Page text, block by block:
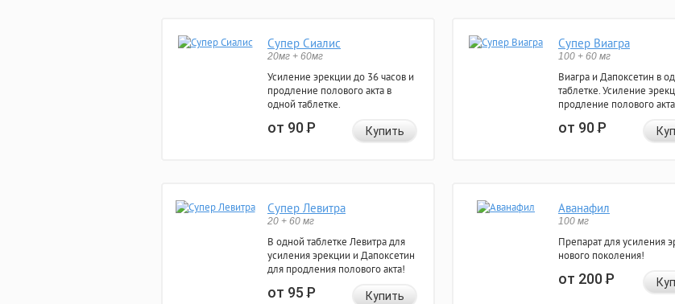
Супер Сиалис
20мг + 60мг
Усиление эрекции до 36 часов и
продление полового акта в
одной таблетке.
от 90Р Купить
Супер Виагра
100 + 60 мг
Виагра и Дапоксетин в
таблетке. Усиление
продление полового
от 90Р
Супер Левитра
20 + 60 мг
В одной таблетке Левитра для
усиления эрекции и Дапоксетин
для продления полового акта!
от 95Р Купить
Аванафил
100 мг
Препарат для усиления
нового поколения!
от 200Р